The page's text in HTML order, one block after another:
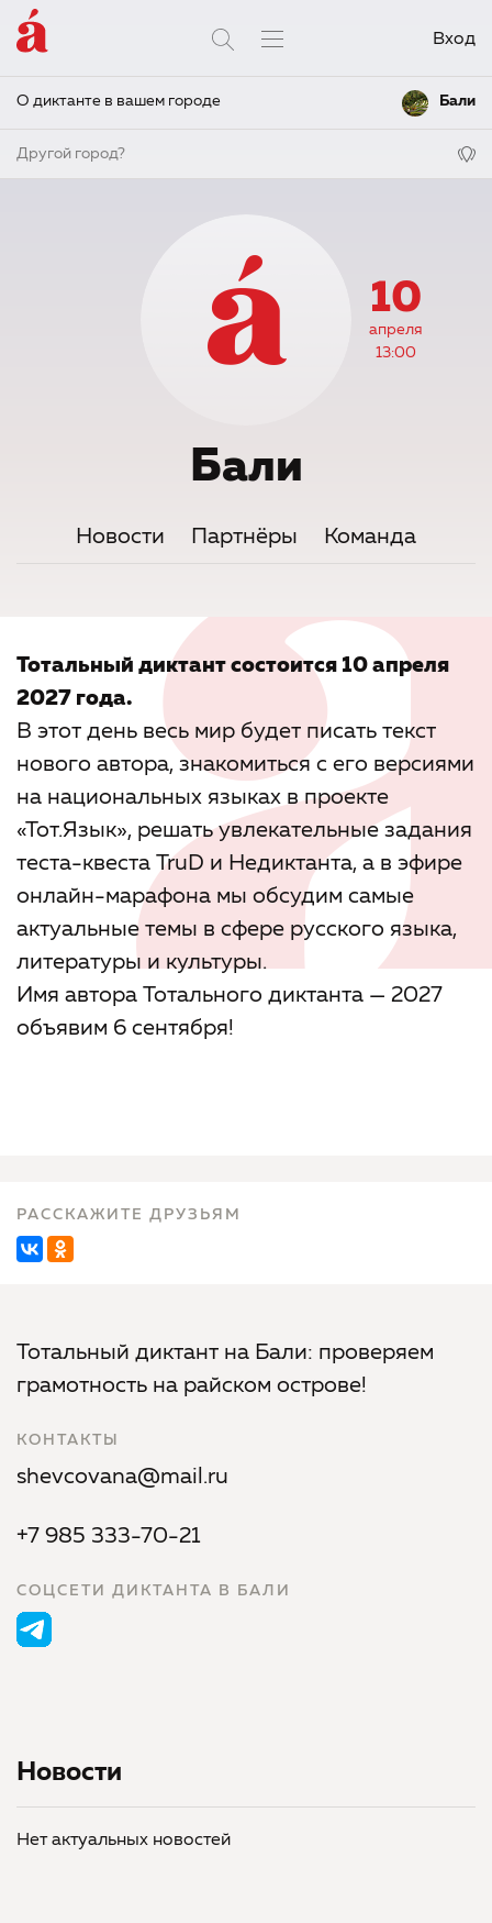
Вход
О диктанте в вашем городе Бали
Другой город?
10
апреля
13:00
Бали
Новости Партнёры Команда
Тотальный диктант состоится 10 апреля
2027 года.
В этот день весь мир будет писать текст
нового автора, знакомиться с его версиями
на национальных языках в проекте
«Тот.Язык», решать увлекательные задания
теста-квеста TruD и Недиктанта, а в эфире
онлайн-марафона мы обсудим самые
актуальные темы в сфере русского языка,
литературы и культуры.
Имя автора Тотального диктанта — 2027
объявим 6 сентября!
РАССКАЖИТЕ ДРУЗЬЯМ
Тотальный диктант на Бали: проверяем
грамотность на райском острове!
КОНТАКТЫ
shevcovana@mail.ru
+7 985 333-70-21
СОЦСЕТИ ДИКТАНТА В БАЛИ
Новости
Нет актуальных новостей